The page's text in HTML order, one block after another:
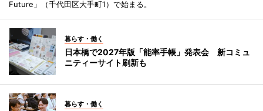
Future」（千代田区大手町1）で始まる。
暮らす・働く
日本橋で2027年版「能率手帳」発表会 新コミュ
ニティーサイト刷新も
暮らす・働く